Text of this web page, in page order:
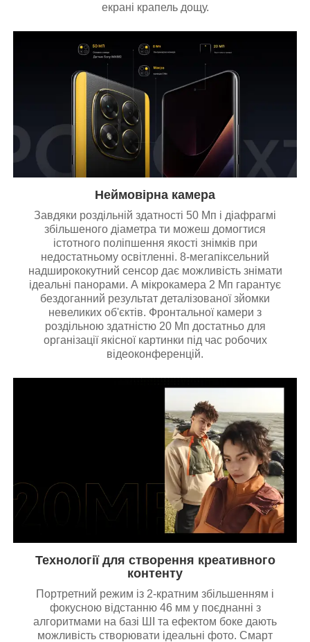
екрані крапель дощу.
Неймовірна камера
Завдяки роздільній здатності 50 Мп і діафрагмі
збільшеного діаметра ти можеш домогтися
істотного поліпшення якості знімків при
недостатньому освітленні. 8-мегапіксельний
надширококутний сенсор дає можливість знімати
ідеальні панорами. А мікрокамера 2 Мп гарантує
бездоганний результат деталізованої зйомки
невеликих об'єктів. Фронтальної камери з
роздільною здатністю 20 Мп достатньо для
організації якісної картинки під час робочих
відеоконференцій.
Технології для створення креативного
контенту
Портретний режим із 2-кратним збільшенням і
фокусною відстанню 46 мм у поєднанні з
алгоритмами на базі ШІ та ефектом боке дають
можливість створювати ідеальні фото. Смарт